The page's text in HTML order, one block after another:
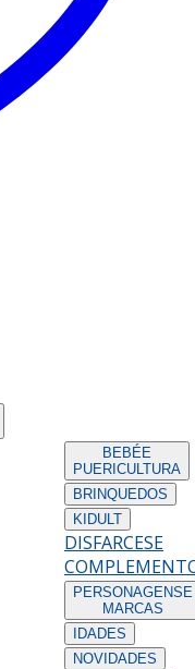
BEBÉE
PUERICULTURA
BRINQUEDOS
KIDULT
DISFARCESE
PERSONAGENS E
MARCAS
IDADES
NOVIDADES